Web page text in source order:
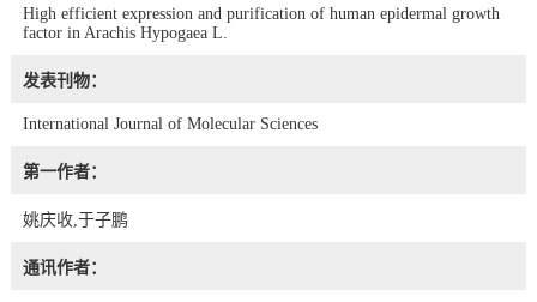
High efficient expression and purification of human epidermal growth
factor in Arachis Hypogaea L.
发表刊物：
International Journal of Molecular Sciences
第一作者：
姚庆收,于子鹏
通讯作者：